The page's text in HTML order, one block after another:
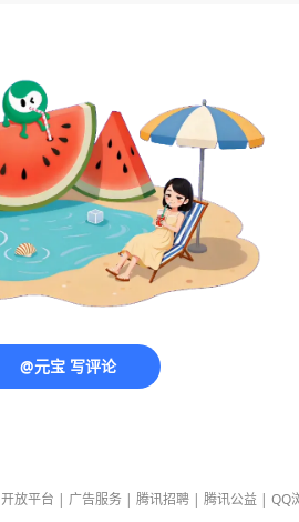
@元宝 写评论
开放平台 | 广告服务 | 腾讯招聘 | 腾讯公益 | QQ